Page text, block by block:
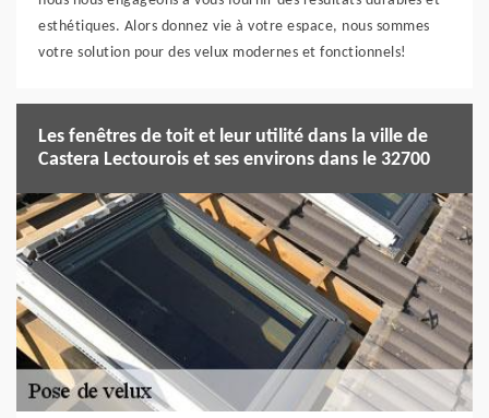
esthétiques. Alors donnez vie à votre espace, nous sommes
votre solution pour des velux modernes et fonctionnels!
Les fenêtres de toit et leur utilité dans la ville de
Castera Lectourois et ses environs dans le 32700